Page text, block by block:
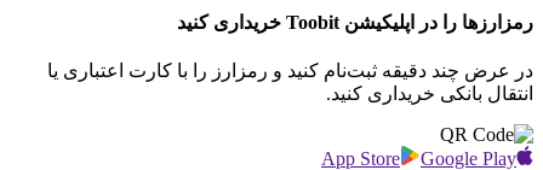
رمزارزها را در اپلیکیشن Toobit خریداری کنید
در عرض چند دقیقه ثبت‌نام کنید و رمزارز را با کارت اعتباری یا
انتقال بانکی خریداری کنید.
App Store Google Play